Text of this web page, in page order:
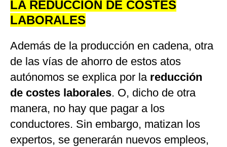
LA REDUCCIÓN DE COSTES
LABORALES
Además de la producción en cadena, otra
de las vías de ahorro de estos atos
autónomos se explica por la reducción
de costes laborales. O, dicho de otra
manera, no hay que pagar a los
conductores. Sin embargo, matizan los
expertos, se generarán nuevos empleos,